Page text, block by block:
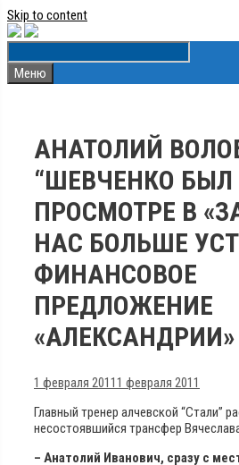
Skip to content
Меню
АНАТОЛИЙ
“ШЕВЧЕНКО БЫЛ
ПРОСМОТРЕ В
НАС БОЛЬШЕ
ФИНАНСОВОЕ
ПРЕДЛОЖЕНИЕ
«АЛЕКСАНДРИИ»
1 февраля 20111 февраля 2011
Главный тренер алчевской “Стали”
несостоявшийся трансфер
– Анатолий Иванович, сразу с